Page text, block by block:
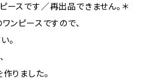
ースです／再出品できません。＊
ンピースですので、
。
りました。